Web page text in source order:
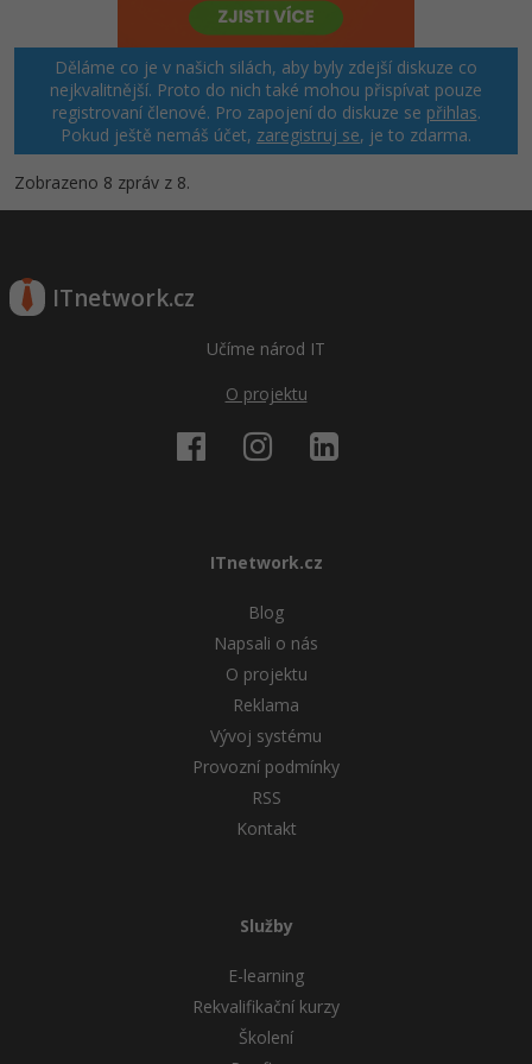
Děláme co je v našich silách, aby byly zdejší diskuze co
nejkvalitnější. Proto do nich také mohou přispívat pouze
registrovaní členové. Pro zapojení do diskuze se přihlas.
Pokud ještě nemáš účet, zaregistruj se, je to zdarma.
Zobrazeno 8 zpráv z 8.
ITnetwork.cz
Učíme národ IT
O projektu
ITnetwork.cz
Blog
Napsali o nás
O projektu
Reklama
Vývoj systému
Provozní podmínky
RSS
Kontakt
Služby
E-learning
Rekvalifikační kurzy
Školení